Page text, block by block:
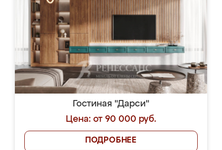
Гостиная "Дарси"
Цена: от 90 000 руб.
ПОДРОБНЕЕ